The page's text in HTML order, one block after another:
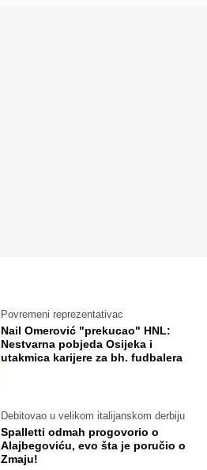
Povremeni reprezentativac
Nail Omerović "prekucao" HNL:
Nestvarna pobjeda Osijeka i
utakmica karijere za bh. fudbalera
Debitovao u velikom italijanskom derbiju
Spalletti odmah progovorio o
Alajbegoviću, evo šta je poručio o
Zmaju!